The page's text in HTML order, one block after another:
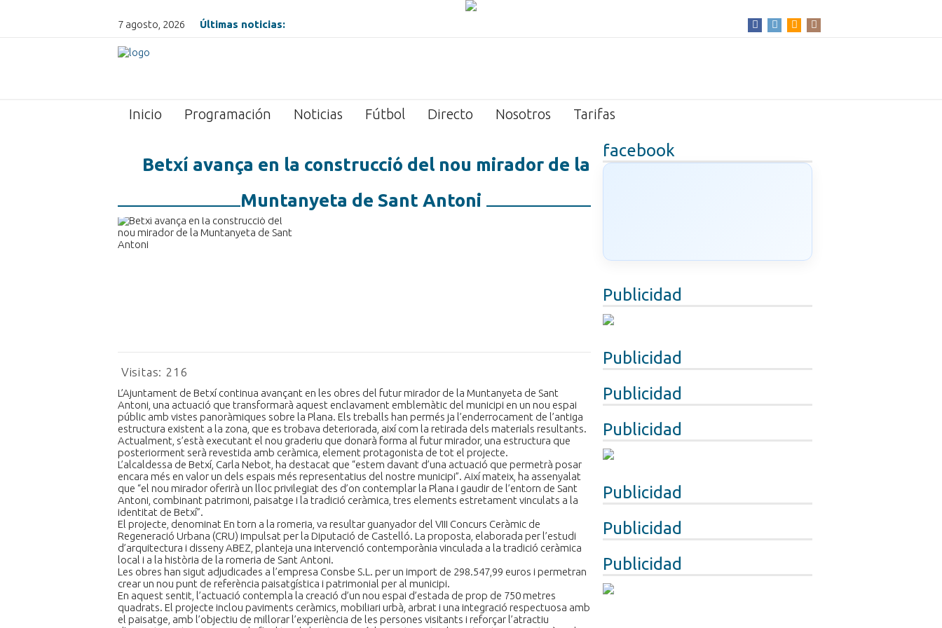
7 agosto, 2026 Últimas noticias:
Inicio Programación Noticias Fútbol Directo Nosotros Tarifas
facebook
Publicidad
Publicidad
Publicidad
Publicidad
Publicidad
Publicidad
Publicidad
Betxí avança en la construcció del nou mirador de la
Muntanyeta de Sant Antoni
Visitas: 216
L’Ajuntament de Betxí continua avançant en les obres del futur mirador de la Muntanyeta de Sant
Antoni, una actuació que transformarà aquest enclavament emblemàtic del municipi en un nou espai
públic amb vistes panoràmiques sobre la Plana. Els treballs han permés ja l’enderrocament de l’antiga
estructura existent a la zona, que es trobava deteriorada, així com la retirada dels materials resultants.
Actualment, s’està executant el nou graderiu que donarà forma al futur mirador, una estructura que
posteriorment serà revestida amb ceràmica, element protagonista de tot el projecte.
L’alcaldessa de Betxí, Carla Nebot, ha destacat que “estem davant d’una actuació que permetrà posar
encara més en valor un dels espais més representatius del nostre municipi”. Així mateix, ha assenyalat
que “el nou mirador oferirà un lloc privilegiat des d’on contemplar la Plana i gaudir de l’entorn de Sant
Antoni, combinant patrimoni, paisatge i la tradició ceràmica, tres elements estretament vinculats a la
identitat de Betxí”.
El projecte, denominat En torn a la romeria, va resultar guanyador del VIII Concurs Ceràmic de
Regeneració Urbana (CRU) impulsat per la Diputació de Castelló. La proposta, elaborada per l’estudi
d’arquitectura i disseny ABEZ, planteja una intervenció contemporània vinculada a la tradició ceràmica
local i a la història de la romeria de Sant Antoni.
Les obres han sigut adjudicades a l’empresa Consbe S.L. per un import de 298.547,99 euros i permetran
crear un nou punt de referència paisatgística i patrimonial per al municipi.
En aquest sentit, l’actuació contempla la creació d’un nou espai d’estada de prop de 750 metres
quadrats. El projecte inclou paviments ceràmics, mobiliari urbà, arbrat i una integració respectuosa amb
el paisatge, amb l’objectiu de millorar l’experiència de les persones visitants i reforçar l’atractiu